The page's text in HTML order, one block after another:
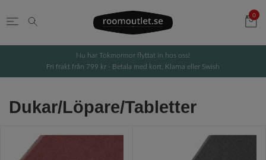
0
Nu har Tokmormor flyttat in hos oss!
Fri frakt från 799 kr - Betala med kort, Klarna eller Swish
Dukar/Löpare/Tabletter